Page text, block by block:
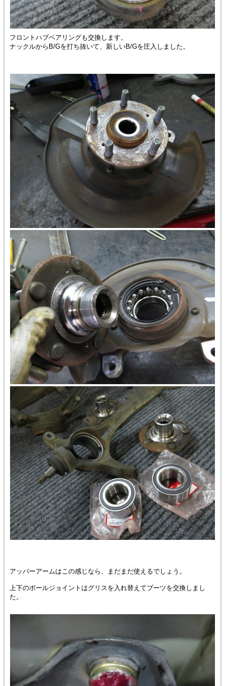
フロントハブベアリングも交換します。
ナックルからB/Gを打ち抜いて、新しいB/Gを圧入しました。
アッパーアームはこの感じなら、まだまだ使えるでしょう。
上下のボールジョイントはグリスを入れ替えてブーツを交換しまし
た。